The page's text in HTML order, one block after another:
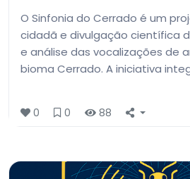
O Sinfonia do Cerrado é um
cidadã e divulgação científica
e análise das vocalizações de
bioma Cerrado. A iniciativa
0 0 88